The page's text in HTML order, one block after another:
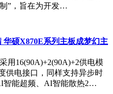
”，旨在为开发…
华硕X870E系列主板成梦幻主
用16(90A)+2(90A)+2供电模
供电接口，同样支持异步时
智能超频、AI智能散热2…